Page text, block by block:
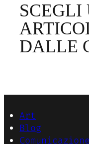
SCEGLI
DALLE
Art
Blog
Comunicazione